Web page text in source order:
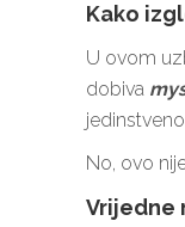
Kako
U ovom
dobiva
No, ovo
Vrijedne